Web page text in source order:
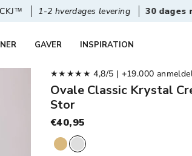
hverdages levering 30 dages retur &
GAVER INSPIRATION
★★★★★ 4,8/5 | +19.000
Ovale Classic Krystal
Stor
€40,95